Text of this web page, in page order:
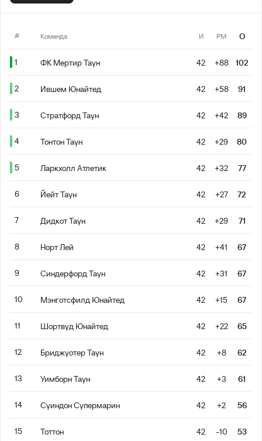
# Команда И РМ О
1 ФК Мертир Таун 42 +88 102
2 Ившем Юнайтед 42 +58 91
3 Стратфорд Таун 42 +42 89
4 Тонтон Таун 42 +29 80
5 Ларкхолл Атлетик 42 +32 77
6 Йейт Таун 42 +27 72
7 Дидкот Таун 42 +29 71
8 Норт Лей 42 +41 67
9 Синдерфорд Таун 42 +31 67
10 Мэнготсфилд Юнайтед 42 +15 67
11 Шортвуд Юнайтед 42 +22 65
12 Бриджуотер Таун 42 +8 62
13 Уимборн Таун 42 +3 61
14 Суиндон Супермарин 42 +2 56
15 Тоттон 42 -10 53